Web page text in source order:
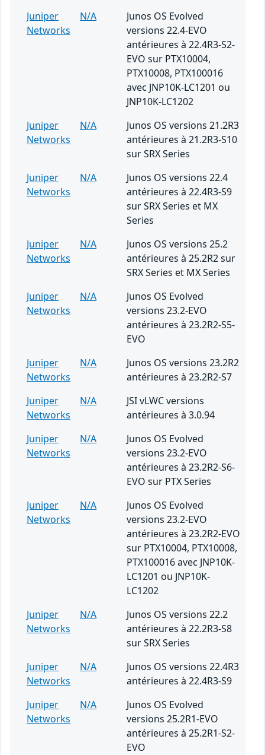
Juniper
Networks
N/A
Junos OS Evolved
versions 22.4-EVO
antérieures à 22.4R3-S2-
EVO sur PTX10004,
PTX10008, PTX100016
avec JNP10K-LC1201 ou
JNP10K-LC1202
Juniper
Networks
N/A
Junos OS versions 21.2R3
antérieures à 21.2R3-S10
sur SRX Series
Juniper
Networks
N/A
Junos OS versions 22.4
antérieures à 22.4R3-S9
sur SRX Series et MX
Series
Juniper
Networks
N/A
Junos OS versions 25.2
antérieures à 25.2R2 sur
SRX Series et MX Series
Juniper
Networks
N/A
Junos OS Evolved
versions 23.2-EVO
antérieures à 23.2R2-S5-
EVO
Juniper
Networks
N/A
Junos OS versions 23.2R2
antérieures à 23.2R2-S7
Juniper
Networks
N/A
JSI vLWC versions
antérieures à 3.0.94
Juniper
Networks
N/A
Junos OS Evolved
versions 23.2-EVO
antérieures à 23.2R2-S6-
EVO sur PTX Series
Juniper
Networks
N/A
Junos OS Evolved
versions 23.2-EVO
antérieures à 23.2R2-EVO
sur PTX10004, PTX10008,
PTX100016 avec JNP10K-
LC1201 ou JNP10K-
LC1202
Juniper
Networks
N/A
Junos OS versions 22.2
antérieures à 22.2R3-S8
sur SRX Series
Juniper
Networks
N/A
Junos OS versions 22.4R3
antérieures à 22.4R3-S9
Juniper
Networks
N/A
Junos OS Evolved
versions 25.2R1-EVO
antérieures à 25.2R1-S2-
EVO